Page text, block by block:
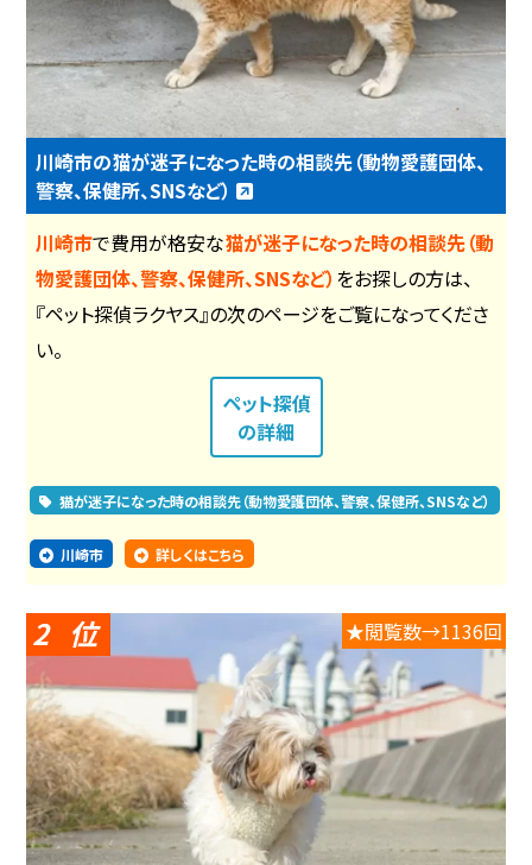
川崎市の猫が迷子になった時の相談先（動物愛護団体、
警察、保健所、SNSなど）
川崎市で費用が格安な猫が迷子になった時の相談先（動
物愛護団体、警察、保健所、SNSなど） をお探しの方は、
『ペット探偵ラクヤス』の次のページをご覧になってくださ
い。
ペット探偵
の詳細
猫が迷子になった時の相談先（動物愛護団体、警察、保健所、SNSなど）
川崎市 詳しくはこちら
2 ★閲覧数→1136回